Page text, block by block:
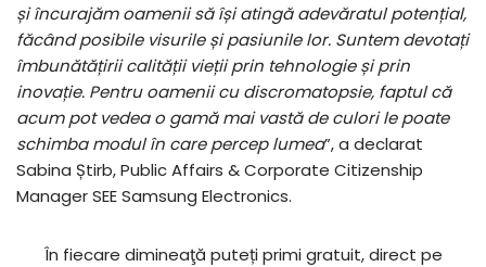
și încurajăm oamenii să își atingă adevăratul potențial,
făcând posibile visurile și pasiunile lor. Suntem devotați
îmbunătățirii calității vieții prin tehnologie și prin
inovație. Pentru oamenii cu discromatopsie, faptul că
acum pot vedea o gamă mai vastă de culori le poate
schimba modul în care percep lumea”, a declarat
Sabina Știrb, Public Affairs & Corporate Citizenship
Manager SEE Samsung Electronics.
În fiecare dimineaţă puteți primi gratuit, direct pe